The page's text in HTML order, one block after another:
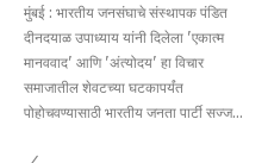
मुंबई : भारतीय जनसंघाचे संस्थापक पंडित
दीनदयाळ उपाध्याय यांनी दिलेला 'एकात्म
मानववाद' आणि 'अंत्योदय' हा विचार
समाजातील शेवटच्या घटकापर्यंत
पोहोचवण्यासाठी भारतीय जनता पार्टी सज्ज...